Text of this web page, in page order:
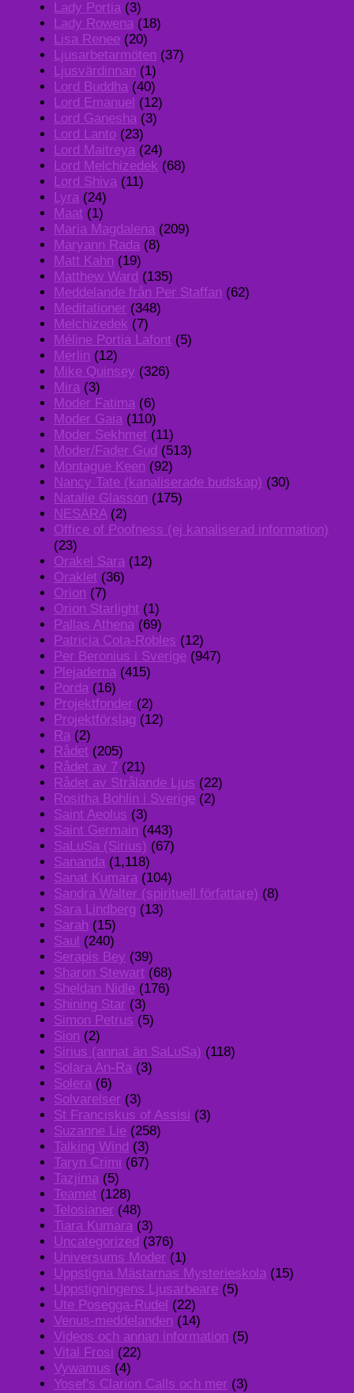
Lady Portia (3)
Lady Rowena (18)
Lisa Renee (20)
Ljusarbetarmöten (37)
Ljusvärdinnan (1)
Lord Buddha (40)
Lord Emanuel (12)
Lord Ganesha (3)
Lord Lanto (23)
Lord Maitreya (24)
Lord Melchizedek (68)
Lord Shiva (11)
Lyra (24)
Maat (1)
Maria Magdalena (209)
Maryann Rada (8)
Matt Kahn (19)
Matthew Ward (135)
Meddelande från Per Staffan (62)
Meditationer (348)
Melchizedek (7)
Méline Portia Lafont (5)
Merlin (12)
Mike Quinsey (326)
Mira (3)
Moder Fatima (6)
Moder Gaia (110)
Moder Sekhmet (11)
Moder/Fader Gud (513)
Montague Keen (92)
Nancy Tate (kanaliserade budskap) (30)
Natalie Glasson (175)
NESARA(2)
Office of Poofness (ej kanaliserad information)
(23)
Orakel Sara (12)
Oraklet (36)
Orion (7)
Orion Starlight (1)
Pallas Athena (69)
Patricia Cota-Robles (12)
Per Beronius i Sverige (947)
Plejaderna (415)
Porda (16)
Projektfonder (2)
Projektförslag (12)
Ra (2)
Rådet (205)
Rådet av 7 (21)
Rådet av Strålande Ljus (22)
Rositha Bohlin i Sverige (2)
Saint Aeolus (3)
Saint Germain (443)
SaLuSa (Sirius) (67)
Sananda (1,118)
Sanat Kumara (104)
Sandra Walter (spirituell författare) (8)
Sara Lindberg (13)
Sarah (15)
Saul (240)
Serapis Bey (39)
Sharon Stewart (68)
Sheldan Nidle (176)
Shining Star (3)
Simon Petrus (5)
Sion (2)
Sirius (annat än SaLuSa) (118)
Solara An-Ra (3)
Solera (6)
Solvarelser (3)
St Franciskus of Assisi (3)
Suzanne Lie (258)
Talking Wind (3)
Taryn Crimi (67)
Tazjima (5)
Teamet (128)
Telosianer (48)
Tiara Kumara (3)
Uncategorized (376)
Universums Moder (1)
Uppstigna Mästarnas Mysterieskola (15)
Uppstigningens Ljusarbeare (5)
Ute Posegga-Rudel (22)
Venus-meddelanden (14)
Videos och annan information (5)
Vital Frosi (22)
Vywamus (4)
Yosef's Clarion Calls och mer (3)